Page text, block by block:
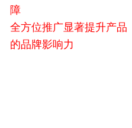
障
全方位推广显著提升产品
的品牌影响力